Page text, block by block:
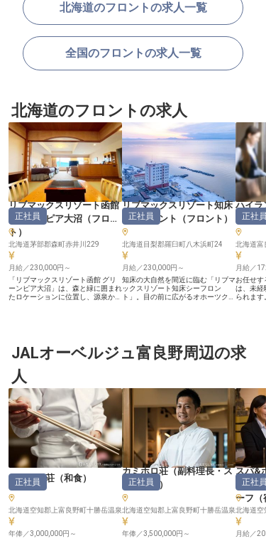
北海道のフロントの求人一覧
全国のフロントの求人一覧
北海道のフロントの求人
リブマックスリゾート函館
グリーンピア大沼 （フロン
ト ）
正社員
北海道茅部郡森町赤井川229
月給／230,000円～
「リブマックスリゾート函館 グリ
ーンピア大沼」は、森と緑に囲まれ
たロケーションに位置し、源泉かけ
ます。お客様が言葉にされない潜在
的なニーズを汲み取り、先回りして
供しています。 ★業界屈指の年間
休日120日！ ★未経験OK！教育体
制抜群 ★寮あり！全額会社負担 ★
月給25万円以上に加えて昇給・賞
与あり など、上質なサービスを提
供するために、スタッフにとっても
好待遇をご用意しています！ ＜安
定企業で長期的キャリアを描ける環
境＞ 全国で幅広く事業を展開して
いる「株式会社リブマックス」。
1998年からの強固な経営基盤があ
るため、長く腰を据えてキャリアを
築くことが可能です。産前産後休暇
や育児休暇の取得実績もあるため、
変わりゆくライフステージに沿った
働き方を実現できます。 静寂な自
然の中でハイレベルかつ幅広いスキ
ルを身に付け、好待遇の下、接客の
プロとして成長しませんか？
リブマックスリゾート知床
シーフロント
（フロント ）
正社員
北海道目梨郡羅臼町八木浜町24
月給／230,000円～
知床の大自然を間近に臨む「リブマ
ックスリゾート知床シーフロン
ト」。目の前に広がるオホーツク海
からニーズを汲み取り、期待を超え
るサービスを提供してください。大
る環境で挑戦してみませんか。 ◎
未経験歓迎！知床の魅力を伝える役
割 ◎寮全額会社負担！生活費を抑
えて貯金も可能 ◎年間休日120日！
北海道の自然を満喫できる ◎月給
25万円～。充実の福利厚生で将来
も安心 リブマックスグループなら
ではの安定した環境が、あなたの成
長をサポートします。年間休日120
日を確保しており、休日は大自然の
中でリフレッシュが可能。月給25
万円以上＋賞与支給に加え、住まい
の負担をゼロにする社員寮完備な
ど、長く腰を据えて、一流のサービ
スパーソンとしてキャリアを築ける
仕組みが整っています。
ハイラ
ト）
正社員
北海道富
月給／
お任せす
は、未経
られま
ーション
「ハイラ
2月16日
JALオーベルジュ富良野周辺の求
人
カミホロ荘 （和食）
正社員
北海道空知郡上富良野町十勝岳温泉
年俸／3,000,000円～
カミホロ荘（副料理長・ス
ーシェフ ）
正社員
北海道空知郡上富良野町十勝岳温泉
年俸／3,500,000円～
スパ&
のラテ
ーフ（
正社員
北海道空
月給／